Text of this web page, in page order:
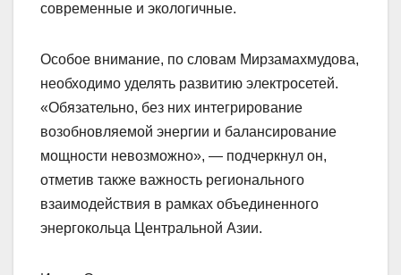
современные и экологичные.
Особое внимание, по словам Мирзамахмудова,
необходимо уделять развитию электросетей.
«Обязательно, без них интегрирование
возобновляемой энергии и балансирование
мощности невозможно», — подчеркнул он,
отметив также важность регионального
взаимодействия в рамках объединенного
энергокольца Центральной Азии.